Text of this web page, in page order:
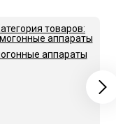
аппараты